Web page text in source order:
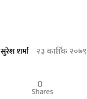
सुरेश शर्मा २३ कार्तिक
0
Shares